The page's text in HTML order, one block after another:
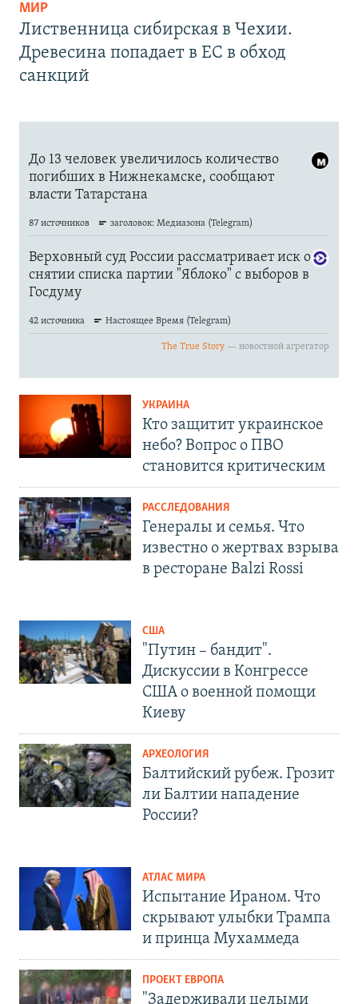
МИР
Лиственница сибирская в Чехии.
Древесина попадает в ЕС в обход
санкций
УКРАИНА
Кто защитит украинское
небо? Вопрос о ПВО
становится критическим
РАССЛЕДОВАНИЯ
Генералы и семья. Что
известно о жертвах взрыва
в ресторане Balzi Rossi
США
"Путин – бандит".
Дискуссии в Конгрессе
США о военной помощи
Киеву
АРХЕОЛОГИЯ
Балтийский рубеж. Грозит
ли Балтии нападение
России?
АТЛАС МИРА
Испытание Ираном. Что
скрывают улыбки Трампа
и принца Мухаммеда
ПРОЕКТ ЕВРОПА
"Задерживали целыми